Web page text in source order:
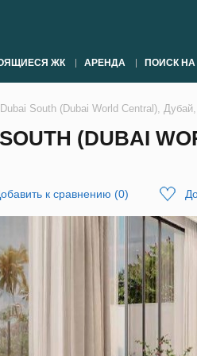
ЖК АРЕНДА ПОИСК НА
South (Dubai World Central),
(DUBAI
к сравнению (0)